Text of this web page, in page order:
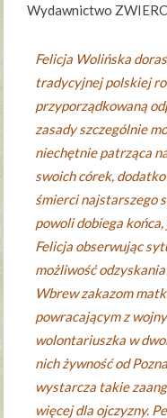
Wydawnictwo
Felicja Wolińska
tradycyjnej polskiej
przyporządkowaną
zasady szczególnie
niechętnie patrząca
swoich córek,
śmierci najstarszego
powoli dobiega
Felicja obserwując
możliwość
Wbrew zakazom
powracającym z
wolontariuszka w
nich żywność od
wystarcza takie
więcej dla ojczyzny.